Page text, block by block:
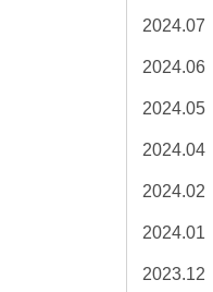
2024.07
2024.06
2024.05
2024.04
2024.02
2024.01
2023.12